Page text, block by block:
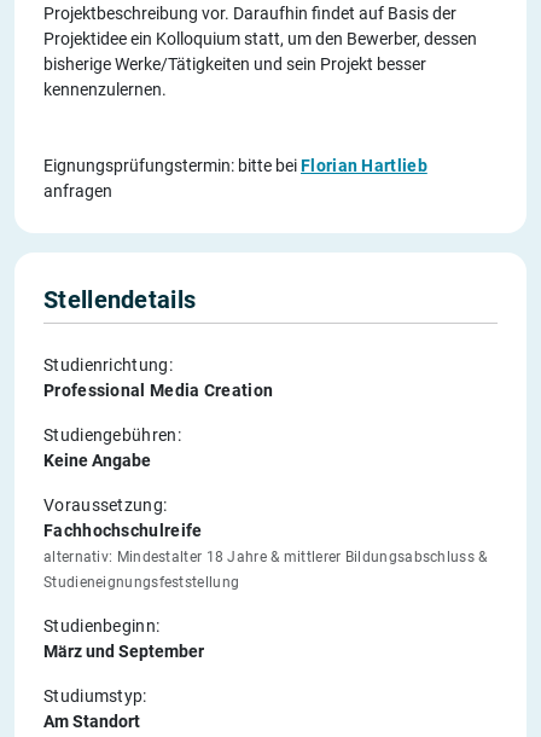
Projektbeschreibung vor. Daraufhin findet auf Basis der
Projektidee ein Kolloquium statt, um den Bewerber, dessen
bisherige Werke/Tätigkeiten und sein Projekt besser
kennenzulernen.
Eignungsprüfungstermin: bitte beiFlorian Hartlieb
anfragen
Stellendetails
Studienrichtung:
Professional Media Creation
Studiengebühren:
Keine Angabe
Voraussetzung:
Fachhochschulreife
alternativ: Mindestalter 18 Jahre & mittlerer Bildungsabschluss &
Studieneignungsfeststellung
Studienbeginn:
März und September
Studiumstyp:
Am Standort